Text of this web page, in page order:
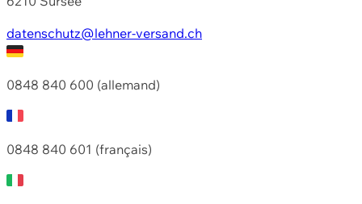
datenschutz@lehner-versand.ch
0848 840 600 (allemand)
0848 840 601 (français)